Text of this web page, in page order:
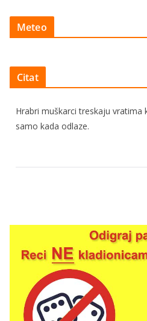
Meteo
Citat
Hrabri muškarci treskaju vratima
samo kada odlaze.